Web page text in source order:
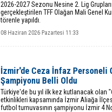
2026-2027 Sezonu Nesine 2. Lig
gerçekleştirilen TFF Olağan Mali Genel
törenle yapıldı.
08 Haziran 2026 Pazartesi 11:33
İzmir'de Ceza İnfaz Personeli
Şampiyonu Belli Oldu
Türkiye'de bu yıl ilk kez kutlanacak
etkinlikleri kapsamında İzmir Aliağa
futbol turnuvasının şampiyonu İzmir 4